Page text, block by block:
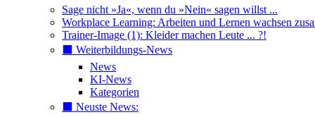
Sage nicht »Ja«, wenn du »Nein« sagen willst ...
Workplace Learning: Arbeiten und Lernen wachsen
Trainer-Image (1): Kleider machen Leute ... ?!
⬛️ Weiterbildungs-News
News
KI-News
Kategorien
⬛️ Neuste News: